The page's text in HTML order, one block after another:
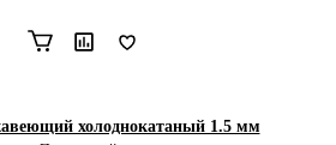
холоднокатаный 1.5 мм